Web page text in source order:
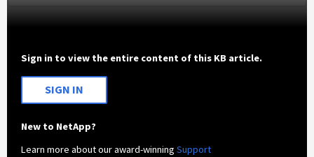
Sign in to view the entire content of this KB article.
SIGN IN
New to NetApp?
Learn more about our award-winningSupport